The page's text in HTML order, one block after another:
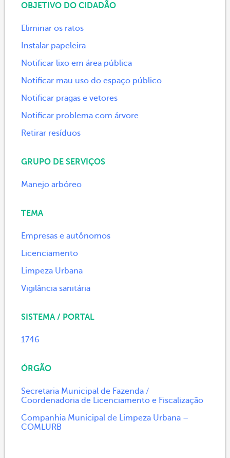
OBJETIVO DO CIDADÃO
Eliminar os ratos
Instalar papeleira
Notificar lixo em área pública
Notificar mau uso do espaço público
Notificar pragas e vetores
Notificar problema com árvore
Retirar resíduos
GRUPO DE SERVIÇOS
Manejo arbóreo
TEMA
Empresas e autônomos
Licenciamento
Limpeza Urbana
Vigilância sanitária
SISTEMA / PORTAL
1746
ÓRGÃO
Secretaria Municipal de Fazenda /
Coordenadoria de Licenciamento e Fiscalização
Companhia Municipal de Limpeza Urbana –
COMLURB